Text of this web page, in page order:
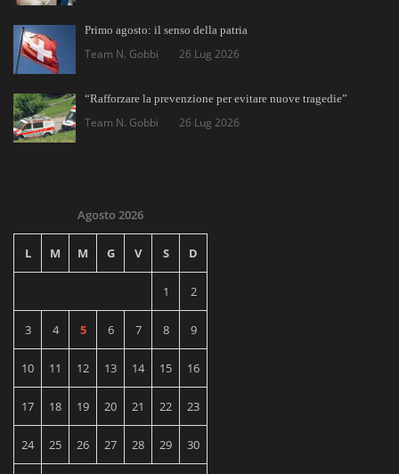
Primo agosto: il senso della patria
Team N. Gobbi 26 Lug 2026
“Rafforzare la prevenzione per evitare nuove tragedie”
Team N. Gobbi 26 Lug 2026
Agosto 2026
L M M G V S D
1 2
3 4 5 6 7 8 9
10 11 12 13 14 15 16
17 18 19 20 21 22 23
24 25 26 27 28 29 30